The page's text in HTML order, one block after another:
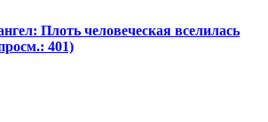
Плоть человеческая вселилась
401)